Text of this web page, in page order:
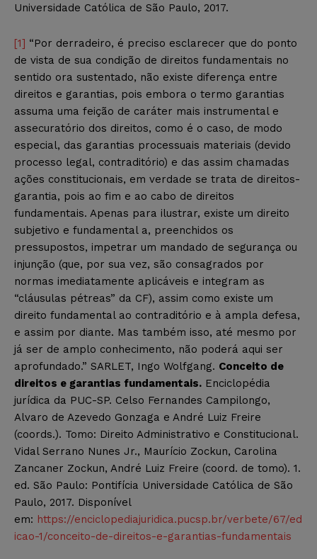
Universidade Católica de São Paulo, 2017.
[1] “Por derradeiro, é preciso esclarecer que do ponto
de vista de sua condição de direitos fundamentais no
sentido ora sustentado, não existe diferença entre
direitos e garantias, pois embora o termo garantias
assuma uma feição de caráter mais instrumental e
assecuratório dos direitos, como é o caso, de modo
especial, das garantias processuais materiais (devido
processo legal, contraditório) e das assim chamadas
ações constitucionais, em verdade se trata de direitos-
garantia, pois ao fim e ao cabo de direitos
fundamentais. Apenas para ilustrar, existe um direito
subjetivo e fundamental a, preenchidos os
pressupostos, impetrar um mandado de segurança ou
injunção (que, por sua vez, são consagrados por
normas imediatamente aplicáveis e integram as
“cláusulas pétreas” da CF), assim como existe um
direito fundamental ao contraditório e à ampla defesa,
e assim por diante. Mas também isso, até mesmo por
já ser de amplo conhecimento, não poderá aqui ser
aprofundado.” SARLET, Ingo Wolfgang. Conceito de
direitos e garantias fundamentais. Enciclopédia
jurídica da PUC-SP. Celso Fernandes Campilongo,
Alvaro de Azevedo Gonzaga e André Luiz Freire
(coords.). Tomo: Direito Administrativo e Constitucional.
Vidal Serrano Nunes Jr., Maurício Zockun, Carolina
Zancaner Zockun, André Luiz Freire (coord. de tomo). 1.
ed. São Paulo: Pontifícia Universidade Católica de São
Paulo, 2017. Disponível
em: https://enciclopediajuridica.pucsp.br/verbete/67/ed
icao-1/conceito-de-direitos-e-garantias-fundamentais